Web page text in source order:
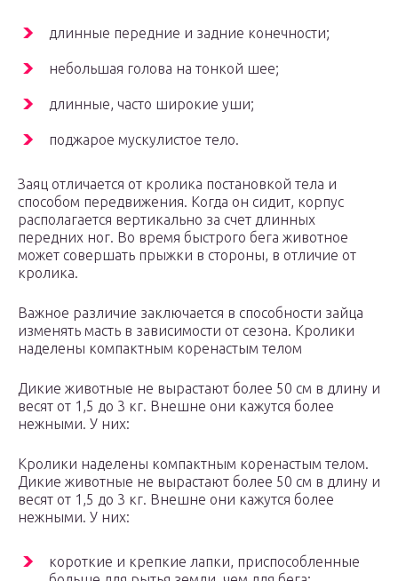
длинные передние и задние конечности;
небольшая голова на тонкой шее;
длинные, часто широкие уши;
поджарое мускулистое тело.
Заяц отличается от кролика постановкой тела и
способом передвижения. Когда он сидит, корпус
располагается вертикально за счет длинных
передних ног. Во время быстрого бега животное
может совершать прыжки в стороны, в отличие от
кролика.
Важное различие заключается в способности зайца
изменять масть в зависимости от сезона. Кролики
наделены компактным коренастым телом
Дикие животные не вырастают более 50 см в длину и
весят от 1,5 до 3 кг. Внешне они кажутся более
нежными. У них:
Кролики наделены компактным коренастым телом.
Дикие животные не вырастают более 50 см в длину и
весят от 1,5 до 3 кг. Внешне они кажутся более
нежными. У них:
короткие и крепкие лапки, приспособленные